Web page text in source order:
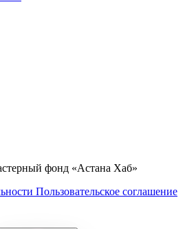
фонд «Астана Хаб»
Пользовательское соглашение